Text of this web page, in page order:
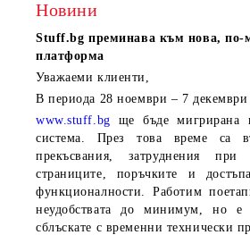
Новини
Stuff.bg преминава към нова, по-
платформа
Уважаеми клиенти,
В периода 28 ноември – 7 декември
www.stuff.bg ще бъде мигрирана
система. През това време са
прекъсвания, затруднения при
страниците, поръчките и
функционалности. Работим
неудобствата до минимум, но
сблъскате с временни технически